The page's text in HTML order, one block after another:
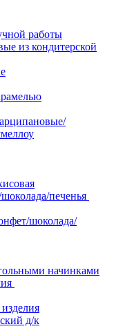
работы
из кондитерской
печенья
шоколада/
начинками
д/к